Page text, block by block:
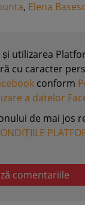
, Elena
utilizarea
cu caracter
conform
a datelor
de mai jos
comentariile